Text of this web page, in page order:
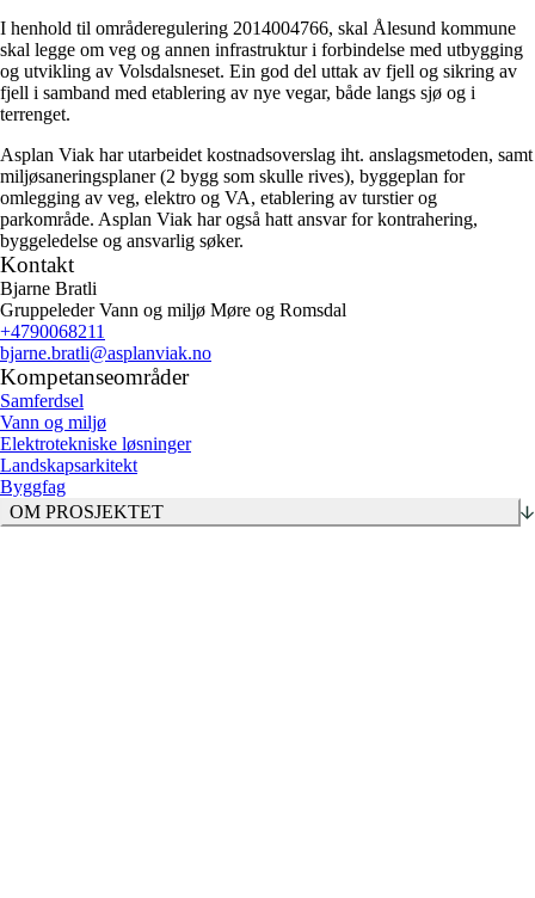
I henhold til områderegulering 2014004766, skal Ålesund kommune
skal legge om veg og annen infrastruktur i forbindelse med utbygging
og utvikling av Volsdalsneset. Ein god del uttak av fjell og sikring av
fjell i samband med etablering av nye vegar, både langs sjø og i
terrenget.
Asplan Viak har utarbeidet kostnadsoverslag iht. anslagsmetoden, samt
miljøsaneringsplaner (2 bygg som skulle rives), byggeplan for
omlegging av veg, elektro og VA, etablering av turstier og
parkområde. Asplan Viak har også hatt ansvar for kontrahering,
byggeledelse og ansvarlig søker.
Kontakt
Bjarne Bratli
Gruppeleder Vann og miljø Møre og Romsdal
+4790068211
bjarne.bratli@asplanviak.no
Kompetanseområder
Samferdsel
Vann og miljø
Elektrotekniske løsninger
Landskapsarkitekt
Byggfag
OM PROSJEKTET